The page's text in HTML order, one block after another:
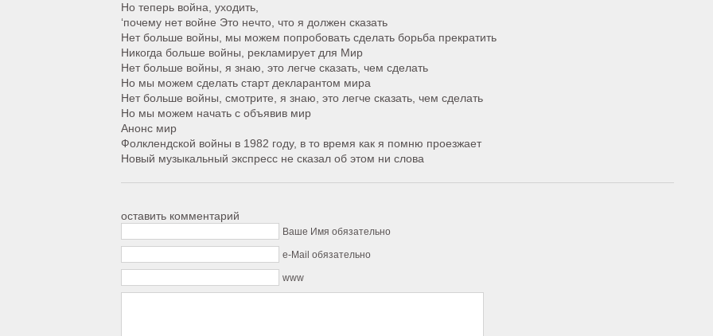
Но теперь война, уходить,
‘почему нет войне Это нечто, что я должен сказать
Нет больше войны, мы можем попробовать сделать борьба прекратить
Никогда больше войны, рекламирует для Мир
Нет больше войны, я знаю, это легче сказать, чем сделать
Но мы можем сделать старт декларантом мира
Нет больше войны, смотрите, я знаю, это легче сказать, чем сделать
Но мы можем начать с объявив мир
Анонс мир
Фолклендской войны в 1982 году, в то время как я помню проезжает
Новый музыкальный экспресс не сказал об этом ни слова
оставить комментарий
Ваше Имя обязательно
e-Mail обязательно
www